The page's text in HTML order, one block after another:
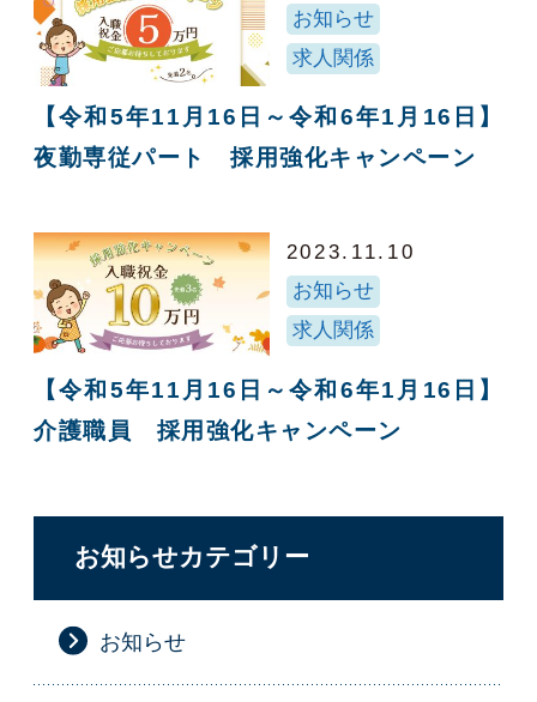
お知らせ
求人関係
【令和5年11月16日～令和6年1月16日】
夜勤専従パート 採用強化キャンペーン
2023.11.10
お知らせ
求人関係
【令和5年11月16日～令和6年1月16日】
介護職員 採用強化キャンペーン
お知らせカテゴリー
お知らせ